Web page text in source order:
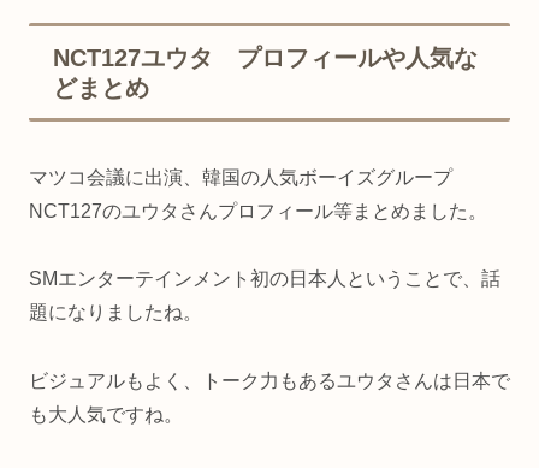
NCT127ユウタ プロフィールや人気な
どまとめ
マツコ会議に出演、韓国の人気ボーイズグループ
NCT127のユウタさんプロフィール等まとめました。
SMエンターテインメント初の日本人ということで、話
題になりましたね。
ビジュアルもよく、トーク力もあるユウタさんは日本で
も大人気ですね。